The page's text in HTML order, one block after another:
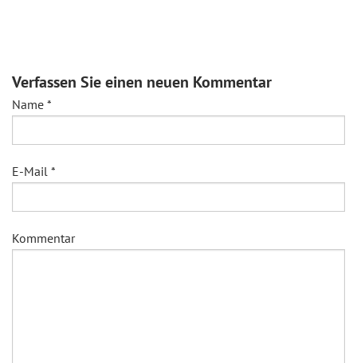
Verfassen Sie einen neuen Kommentar
Name *
E-Mail *
Kommentar